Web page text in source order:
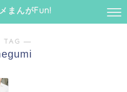
まんがFun!
―